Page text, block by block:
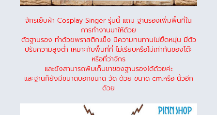
จักรเย็บผ้า Cosplay Singer รุ่นนี้ แถม ฐานรองเพิ่มพื้นที่ใน
การทำงานมาให้ด้วย
ตัวฐานรอง ทำด้วยพราสติกแข็ง มีความทนทานไม่ยืดหนุ่น มีตัว
ปรับความสูงต่ำ เหมาะกับพื้นที่ที่ ไม่เรียบหรือไม่เท่ากันของโต๊ะ
หรือที่ว่าจักร
และยังสามารถพับเก็บขาของฐานรองได้ด้วยค่ะ
และฐานก็ยังมีขนาดบอกขนาด วัด ด้วย ขนาด cm.หรือ นิ้วอีก
ด้วย